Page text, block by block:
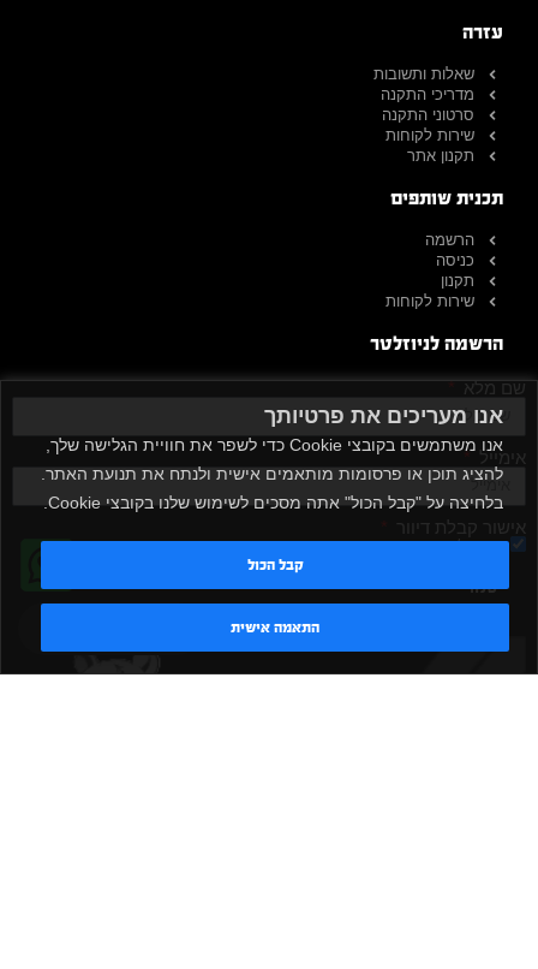
אנו מעריכים את פרטיותך
אנו משתמשים בקובצי Cookie כדי לשפר את חוויית הגלישה שלך,
להציג תוכן או פרסומות מותאמים אישית ולנתח את תנועת האתר.
בלחיצה על "קבל הכול" אתה מסכים לשימוש שלנו בקובצי Cookie.
התאמה אישית
קבל הכול
עזרה
שאלות ותשובות
מדריכי התקנה
סרטוני התקנה
שירות לקוחות
תקנון אתר
תכנית שותפים
הרשמה
כניסה
תקנון
שירות לקוחות
הרשמה לניוזלטר
שם מלא
אימייל
אישור קבלת דיוור
מאשר/ת
שלח